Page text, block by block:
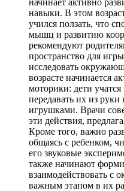
навыки. В этом
учился ползать, что
мышц и развитию
рекомендуют
пространство для
исследовать
возрасте начинается
моторики: дети учатся
передавать их из
игрушками. Врачи
эти действия,
Кроме того, важно
общаясь с ребенком,
его звуковые
также начинают
взаимодействовать с
важным этапом в их